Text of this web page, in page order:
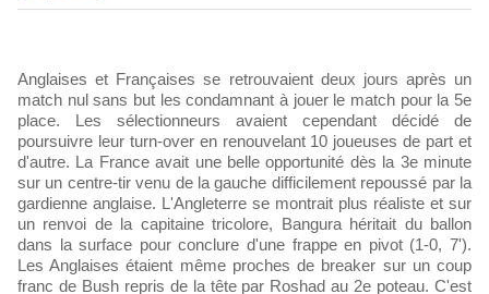
Anglaises et Françaises se retrouvaient deux jours après un
match nul sans but les condamnant à jouer le match pour la 5e
place. Les sélectionneurs avaient cependant décidé de
poursuivre leur turn-over en renouvelant 10 joueuses de part et
d'autre. La France avait une belle opportunité dès la 3e minute
sur un centre-tir venu de la gauche difficilement repoussé par la
gardienne anglaise. L'Angleterre se montrait plus réaliste et sur
un renvoi de la capitaine tricolore, Bangura héritait du ballon
dans la surface pour conclure d'une frappe en pivot (1-0, 7').
Les Anglaises étaient même proches de breaker sur un coup
franc de Bush repris de la tête par Roshad au 2e poteau. C'est